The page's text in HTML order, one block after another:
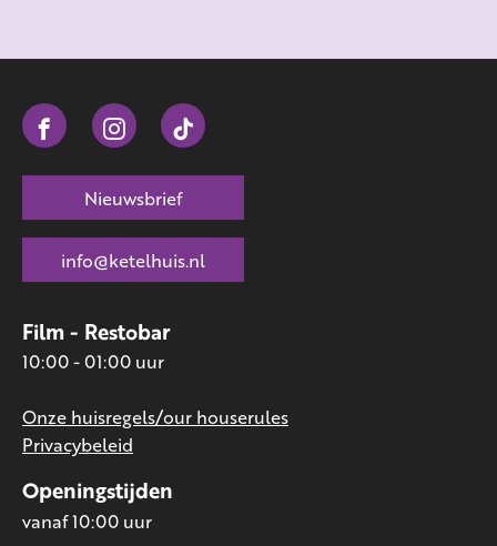
Openingstijden
vanaf 10:00 uur
Film - Restobar
10:00 - 01:00 uur
Onze huisregels/our houserules
Privacybeleid
Nieuwsbrief
info@ketelhuis.nl